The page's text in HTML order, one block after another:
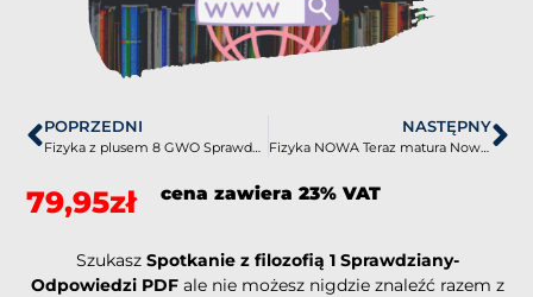
POPRZEDNI
Fizyka z plusem 8 GWO Sprawdziany-Odpowiedzi PDF
NASTĘPNY
Fizyka NOWA Teraz matura Nowa Era Arkusze PDF
79,95zł cena zawiera 23% VAT
Szukasz Spotkanie z filozofią 1 Sprawdziany-
Odpowiedzi PDF ale nie możesz nigdzie znaleźć razem z